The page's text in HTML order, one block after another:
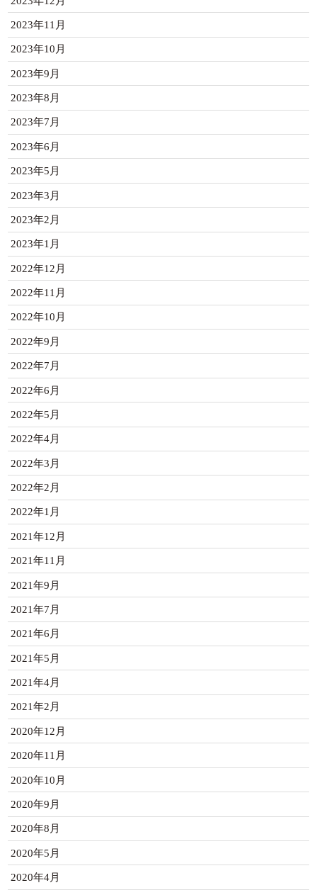
2023年11月
2023年10月
2023年9月
2023年8月
2023年7月
2023年6月
2023年5月
2023年3月
2023年2月
2023年1月
2022年12月
2022年11月
2022年10月
2022年9月
2022年7月
2022年6月
2022年5月
2022年4月
2022年3月
2022年2月
2022年1月
2021年12月
2021年11月
2021年9月
2021年7月
2021年6月
2021年5月
2021年4月
2021年2月
2020年12月
2020年11月
2020年10月
2020年9月
2020年8月
2020年5月
2020年4月